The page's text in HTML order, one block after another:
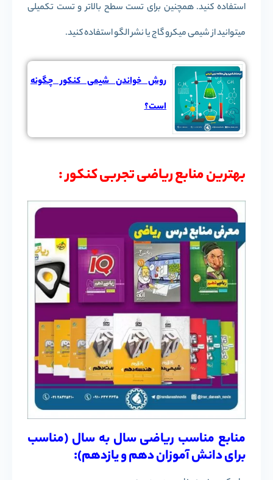
استفاده کنید. همچنین برای تست سطح بالاتر و تست تکمیلی
میتوانید از شیمی میکرو گاج یا نشر الگو استفاده کنید.
روش خواندن شیمی کنکور چگونه
است؟
بهترین منابع ریاضی تجربی کنکور :
منابع مناسب ریاضی سال به سال (مناسب
برای دانش آموزان دهم و یازدهم):